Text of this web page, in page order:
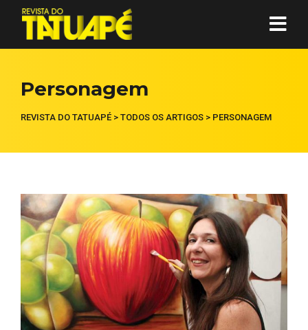
Personagem
REVISTA DO TATUAPÉ > TODOS OS ARTIGOS > PERSONAGEM